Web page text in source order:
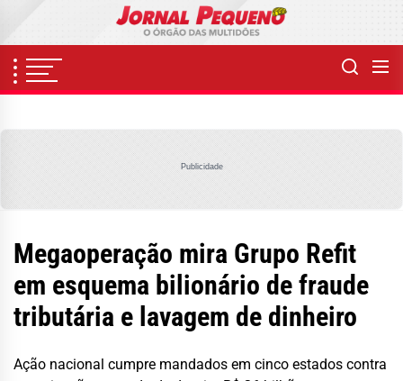
content
Publicidade
Megaoperação mira Grupo Refit
em esquema bilionário de fraude
tributária e lavagem de dinheiro
Ação nacional cumpre mandados em cinco estados contra